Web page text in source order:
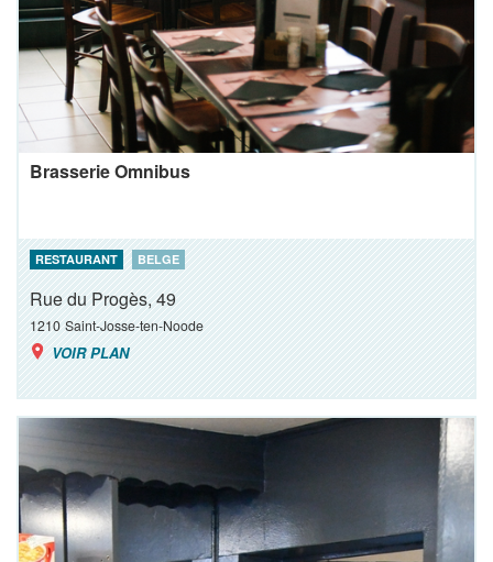
Brasserie Omnibus
RESTAURANT BELGE
Rue du Progès, 49
1210 Saint-Josse-ten-Noode
VOIR PLAN